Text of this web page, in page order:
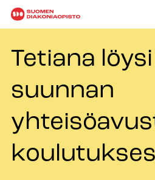
Tetiana
suunnan